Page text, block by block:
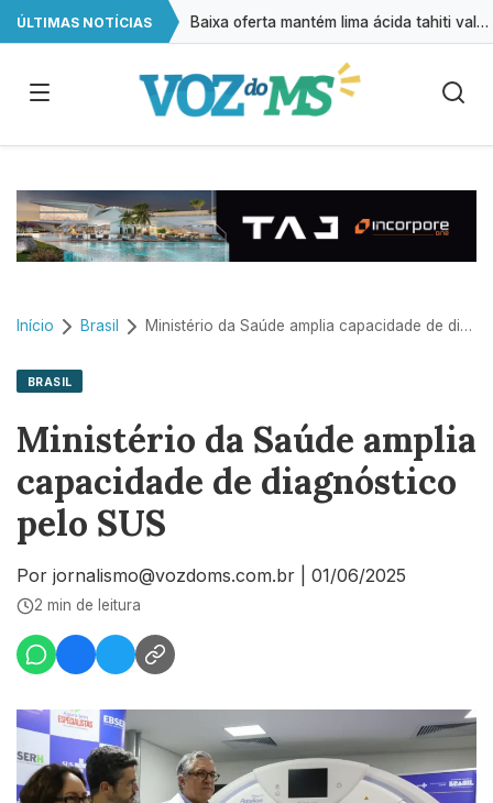
ÚLTIMAS NOTÍCIAS Baixa oferta mantém lima ácida tahiti valorizada, aponta CEPEA
Início Brasil Ministério da Saúde amplia capacidade de diagnóstico pelo SUS
BRASIL
Ministério da Saúde amplia
capacidade de diagnóstico
pelo SUS
Por jornalismo@vozdoms.com.br 01/06/2025
2 min de leitura